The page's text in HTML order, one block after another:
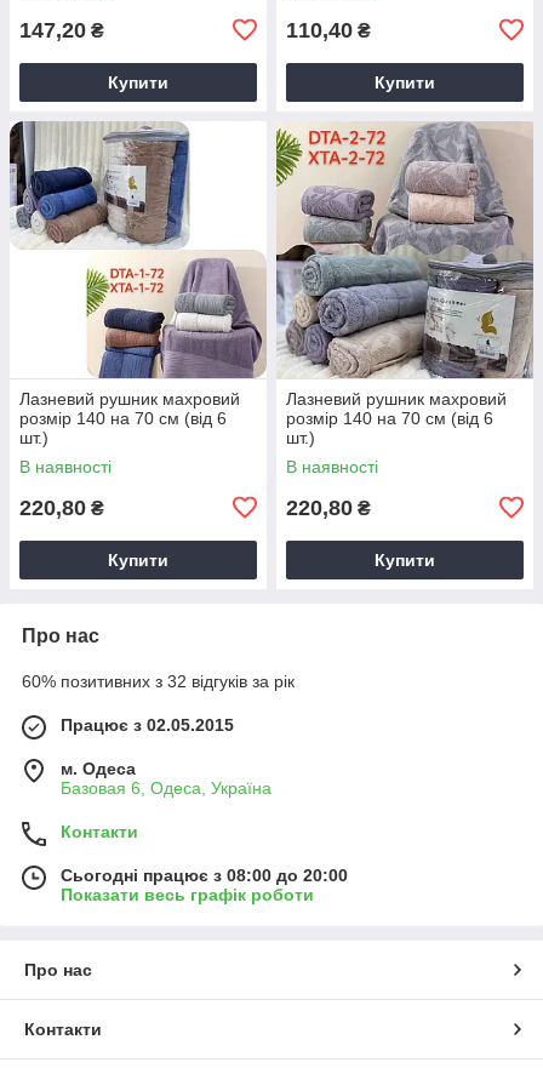
147,20 ₴
Купити
110,40 ₴
Купити
Лазневий рушник махровий
розмір 140 на 70 см (від 6
шт.)
В наявності
220,80 ₴
Купити
Лазневий рушник махровий
розмір 140 на 70 см (від 6
шт.)
В наявності
220,80 ₴
Купити
Про нас
60% позитивних з 32 відгуків за рік
Працює з 02.05.2015
м. Одеса
Базовая 6, Одеса, Україна
Контакти
Сьогодні працює з 08:00 до 20:00
Показати весь графік роботи
Про нас
Контакти